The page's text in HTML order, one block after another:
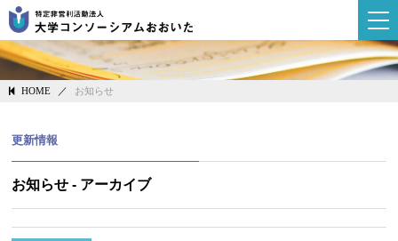
大学コンソーシ
更新情報
HOME ／ お知らせ
お知らせ - アーカイブ